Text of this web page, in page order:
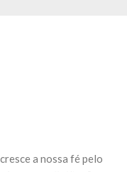
O Centro
islâmica pela chegada
Desejamos a
a nossa fé pelo